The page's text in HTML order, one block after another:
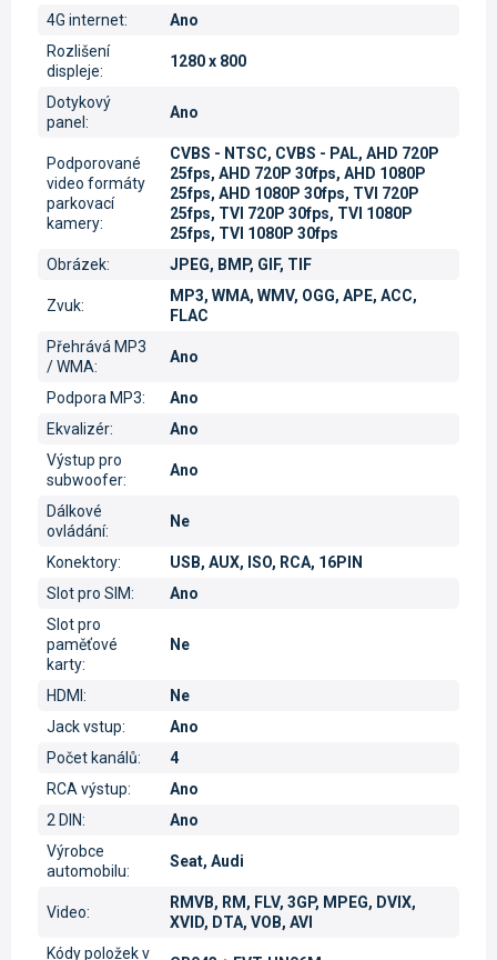
4G internet:
Ano
Rozlišení
displeje:
1280 x 800
Dotykový
panel :
Ano
Podporované
video formáty
parkovací
kamery:
CVBS - NTSC, CVBS - PAL, AHD 720P
25fps, AHD 720P 30fps, AHD 1080P
25fps, AHD 1080P 30fps, TVI 720P
25fps, TVI 720P 30fps, TVI 1080P
25fps, TVI 1080P 30fps
Obrázek: JPEG, BMP, GIF, TIF
Zvuk:
MP3, WMA, WMV, OGG, APE, ACC,
FLAC
Přehrává MP3
/ WMA:
Ano
Podpora MP3:
Ano
Ekvalizér:
Ano
Výstup pro
subwoofer:
Ano
Dálkové
ovládání:
Ne
Konektory:
USB, AUX, ISO, RCA, 16PIN
Slot pro SIM:
Ano
Slot pro
paměťové
karty:
Ne
HDMI :
Ne
Jack vstup:
Ano
Počet kanálů:
4
RCA výstup:
Ano
2 DIN:
Ano
Výrobce
automobilu:
Seat, Audi
Video:
RMVB, RM, FLV, 3GP, MPEG, DVIX,
XVID, DTA, VOB, AVI
Kódy položek v